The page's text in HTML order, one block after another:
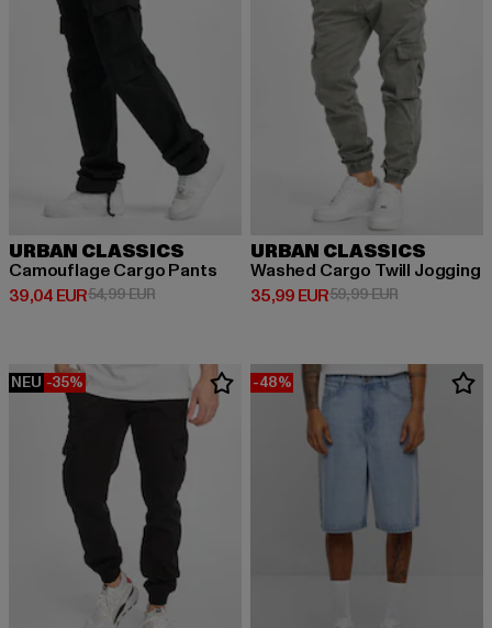
URBAN CLASSICS
Camouflage Cargo Pants
39,04 EUR
Derzeitiger Preis: 39,04 EUR
54,99 EURAktionspreis: 54,99 EUR
URBAN CLASSICS
Washed Cargo Twill Jogging
35,99 EUR
Derzeitiger Preis: 35,99 EUR
59,99 EURAktionspreis:
NEU -35% -48%